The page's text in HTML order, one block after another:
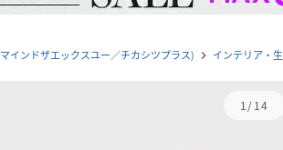
インドザエックスユー／チカシツプラス) navigate_next インテリア・
1/14